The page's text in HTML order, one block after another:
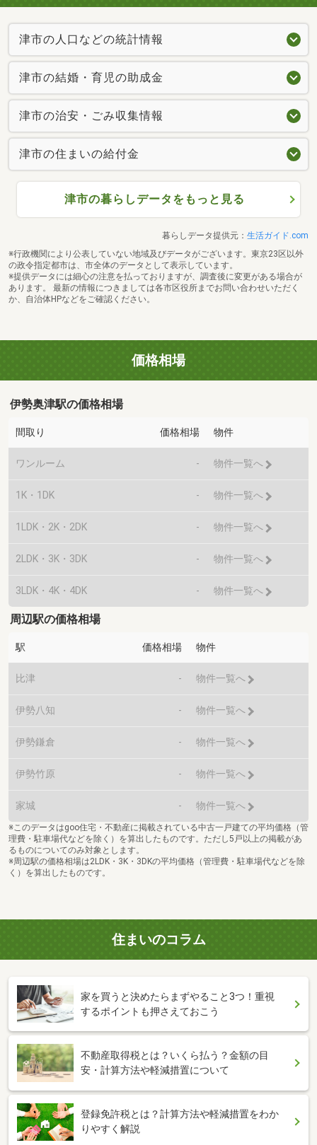
津市の人口などの統計情報
津市の結婚・育児の助成金
津市の治安・ごみ収集情報
津市の住まいの給付金
津市の暮らしデータをもっと見る
暮らしデータ提供元： 生活ガイド.com
※行政機関により公表していない地域及びデータがございます。東京23区以外
の政令指定都市は、市全体のデータとして表示しています。
※提供データには細心の注意を払っておりますが、調査後に変更がある場合が
あります。 最新の情報につきましては各市区役所までお問い合わせいただく
か、自治体HPなどをご確認ください。
価格相場
伊勢奥津駅の価格相場
間取り 価格相場 物件
ワンルーム - 物件一覧へ
1K・1DK - 物件一覧へ
1LDK・2K・2DK - 物件一覧へ
2LDK・3K・3DK - 物件一覧へ
3LDK・4K・4DK - 物件一覧へ
周辺駅の価格相場
駅 価格相場 物件
比津 - 物件一覧へ
伊勢八知 - 物件一覧へ
伊勢鎌倉 - 物件一覧へ
伊勢竹原 - 物件一覧へ
家城 - 物件一覧へ
※このデータはgoo住宅・不動産に掲載されている中古一戸建ての平均価格（管
理費・駐車場代などを除く）を算出したものです。ただし5戸以上の掲載があ
るものについてのみ対象とします。
※周辺駅の価格相場は2LDK・3K・3DKの平均価格（管理費・駐車場代などを除
く）を算出したものです。
住まいのコラム
家を買うと決めたらまずやること3つ！重視
するポイントも押さえておこう
不動産取得税とは？いくら払う？金額の目
安・計算方法や軽減措置について
登録免許税とは？計算方法や軽減措置をわか
りやすく解説